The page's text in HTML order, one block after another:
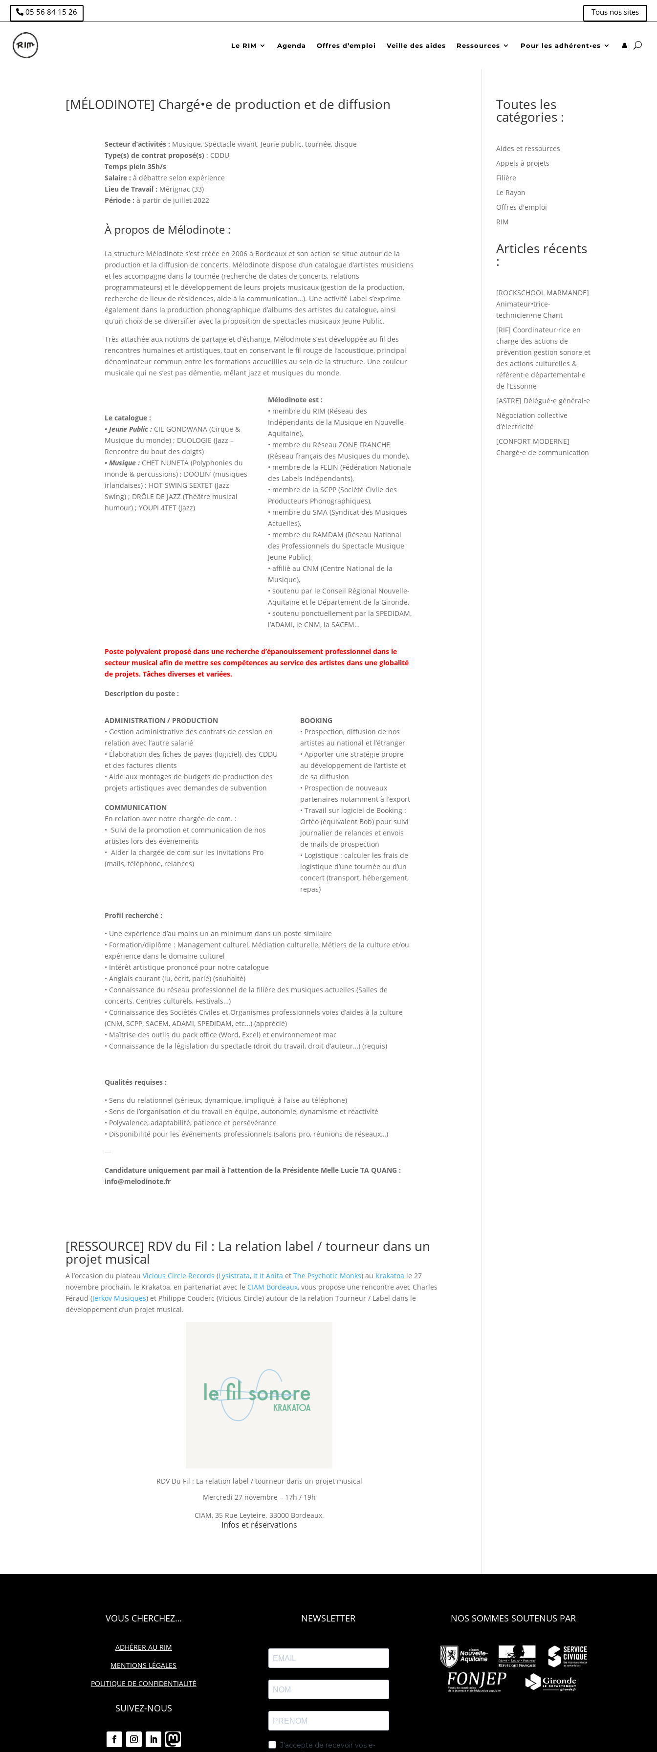
05 56 84 15 26 Tous nos sites
Le RIM Agenda Offres d’emploi Veille des aides Ressources Pour les adhérent•es 👤
[MÉLODINOTE] Chargé•e de production et de diffusion
Secteur d’activités : Musique, Spectacle vivant, Jeune public, tournée, disque
Type(s) de contrat proposé(s) : CDDU
Temps plein 35h/s
Salaire : à débattre selon expérience
Lieu de Travail : Mérignac (33)
Période : à partir de juillet 2022
À propos de Mélodinote :
La structure Mélodinote s’est créée en 2006 à Bordeaux et son action se situe autour de la
production et la diffusion de concerts. Mélodinote dispose d’un catalogue d’artistes musiciens
et les accompagne dans la tournée (recherche de dates de concerts, relations
programmateurs) et le développement de leurs projets musicaux (gestion de la production,
recherche de lieux de résidences, aide à la communication…). Une activité Label s’exprime
également dans la production phonographique d’albums des artistes du catalogue, ainsi
qu’un choix de se diversifier avec la proposition de spectacles musicaux Jeune Public.
Très attachée aux notions de partage et d’échange, Mélodinote s’est développée au fil des
rencontres humaines et artistiques, tout en conservant le fil rouge de l’acoustique, principal
dénominateur commun entre les formations accueillies au sein de la structure. Une couleur
musicale qui ne s’est pas démentie, mêlant jazz et musiques du monde.
Le catalogue :
• Jeune Public : CIE GONDWANA (Cirque &
Musique du monde) ; DUOLOGIE (Jazz –
Rencontre du bout des doigts)
• Musique :CHET NUNETA (Polyphonies du
monde & percussions) ; DOOLIN’ (musiques
irlandaises) ; HOT SWING SEXTET (Jazz
Swing) ; DRÔLE DE JAZZ (Théâtre musical
humour) ; YOUPI 4TET (Jazz)
Mélodinote est :
• membre du RIM (Réseau des
Indépendants de la Musique en Nouvelle-
Aquitaine),
• membre du Réseau ZONE FRANCHE
(Réseau français des Musiques du monde),
• membre de la FELIN (Fédération Nationale
des Labels Indépendants),
• membre de la SCPP (Société Civile des
Producteurs Phonographiques),
• membre du SMA (Syndicat des Musiques
Actuelles),
• membre du RAMDAM (Réseau National
des Professionnels du Spectacle Musique
Jeune Public),
• affilié au CNM (Centre National de la
Musique),
• soutenu par le Conseil Régional Nouvelle-
Aquitaine et le Département de la Gironde,
• soutenu ponctuellement par la SPEDIDAM,
l’ADAMI, le CNM, la SACEM…
Poste polyvalent proposé dans une recherche d’épanouissement professionnel dans le
secteur musical afin de mettre ses compétences au service des artistes dans une globalité
de projets. Tâches diverses et variées.
Description du poste :
ADMINISTRATION / PRODUCTION
• Gestion administrative des contrats de cession en
relation avec l’autre salarié
• Élaboration des fiches de payes (logiciel), des CDDU
et des factures clients
• Aide aux montages de budgets de production des
projets artistiques avec demandes de subvention
COMMUNICATION
En relation avec notre chargée de com. :
• Suivi de la promotion et communication de nos
artistes lors des évènements
• Aider la chargée de com sur les invitations Pro
(mails, téléphone, relances)
BOOKING
• Prospection, diffusion de nos
artistes au national et l’étranger
• Apporter une stratégie propre
au développement de l’artiste et
de sa diffusion
• Prospection de nouveaux
partenaires notamment à l’export
• Travail sur logiciel de Booking :
Orféo (équivalent Bob) pour suivi
journalier de relances et envois
de mails de prospection
• Logistique : calculer les frais de
logistique d’une tournée ou d’un
concert (transport, hébergement,
repas)
Profil recherché :
• Une expérience d’au moins un an minimum dans un poste similaire
• Formation/diplôme : Management culturel, Médiation culturelle, Métiers de la culture et/ou
expérience dans le domaine culturel
• Intérêt artistique prononcé pour notre catalogue
• Anglais courant (lu, écrit, parlé) (souhaité)
• Connaissance du réseau professionnel de la filière des musiques actuelles (Salles de
concerts, Centres culturels, Festivals…)
• Connaissance des Sociétés Civiles et Organismes professionnels voies d’aides à la culture
(CNM, SCPP, SACEM, ADAMI, SPEDIDAM, etc…) (apprécié)
• Maîtrise des outils du pack office (Word, Excel) et environnement mac
• Connaissance de la législation du spectacle (droit du travail, droit d’auteur…) (requis)
Qualités requises :
• Sens du relationnel (sérieux, dynamique, impliqué, à l’aise au téléphone)
• Sens de l’organisation et du travail en équipe, autonomie, dynamisme et réactivité
• Polyvalence, adaptabilité, patience et persévérance
• Disponibilité pour les événements professionnels (salons pro, réunions de réseaux…)
—
Candidature uniquement par mail à l’attention de la Présidente Melle Lucie TA QUANG :
info@melodinote.fr
[RESSOURCE] RDV du Fil : La relation label / tourneur dans un
projet musical
A l’occasion du plateauVicious Circle Records (Lysistrata, It It Anita etThe Psychotic Monks) au Krakatoa le 27
novembre prochain, le Krakatoa, en partenariat avec le CIAM Bordeaux, vous propose une rencontre avec Charles
Féraud (Jerkov Musiques) et Philippe Couderc (Vicious Circle) autour de la relation Tourneur / Label dans le
développement d’un projet musical.
RDV Du Fil : La relation label / tourneur dans un projet musical
Mercredi 27 novembre – 17h / 19h
CIAM, 35 Rue Leyteire. 33000 Bordeaux.
Infos et réservations
Toutes les
catégories :
Aides et ressources
Appels à projets
Filière
Le Rayon
Offres d'emploi
RIM
Articles récents
:
[ROCKSCHOOL MARMANDE]
Animateur•trice-
technicien•ne Chant
[RIF] Coordinateur·rice en
charge des actions de
prévention gestion sonore et
des actions culturelles &
référent·e départemental·e
de l’Essonne
[ASTRE] Délégué•e général•e
Négociation collective
d’électricité
[CONFORT MODERNE]
Chargé•e de communication
VOUS CHERCHEZ…
ADHÉRER AU RIM
MENTIONS LÉGALES
POLITIQUE DE CONFIDENTIALITÉ
SUIVEZ-NOUS
NEWSLETTER NOS SOMMES SOUTENUS PAR